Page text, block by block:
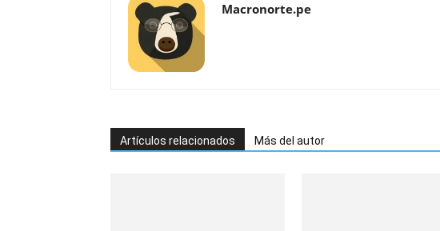
Macronorte.pe
Artículos relacionados Más del autor